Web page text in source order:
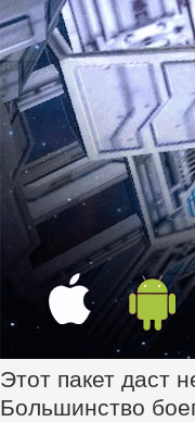
Этот пакет даст
Большинство